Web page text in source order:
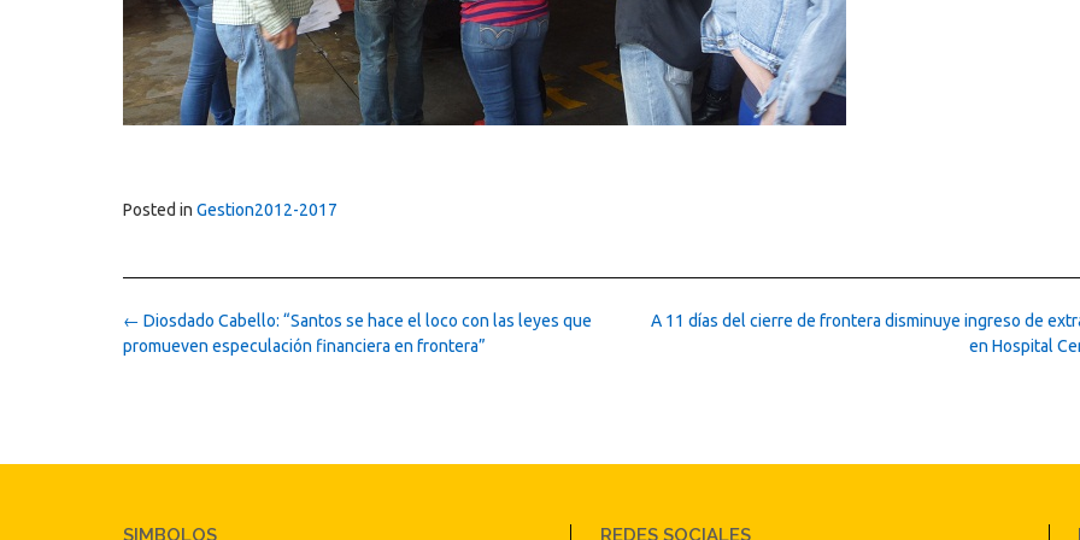
Posted in Gestion2012-2017
Post
navigation
A 11 días del cierre de frontera disminuye ingreso de
en Hospital
← Diosdado Cabello: “Santos se hace el loco con las leyes que
promueven especulación financiera en frontera”
SIMBOLOS REDES SOCIALES